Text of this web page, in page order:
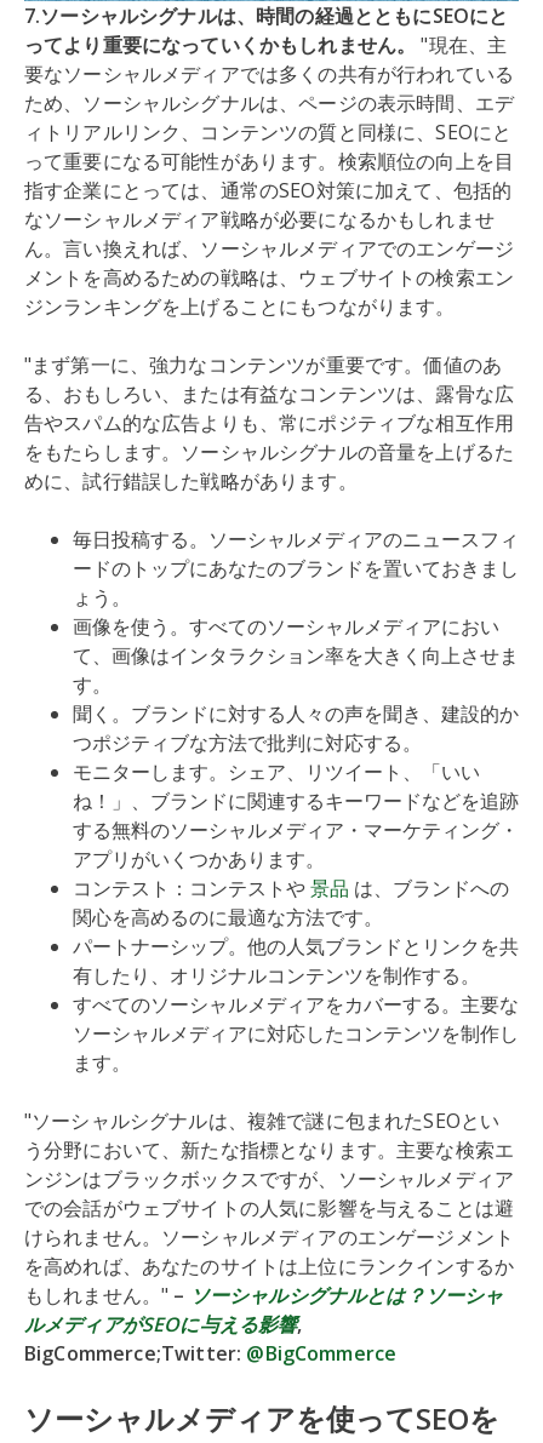
7.ソーシャルシグナルは、時間の経過とともにSEOにと
ってより重要になっていくかもしれません。
"現在、主
要なソーシャルメディアでは多くの共有が行われている
ため、ソーシャルシグナルは、ページの表示時間、エデ
ィトリアルリンク、コンテンツの質と同様に、SEOにと
って重要になる可能性があります。検索順位の向上を目
指す企業にとっては、通常のSEO対策に加えて、包括的
なソーシャルメディア戦略が必要になるかもしれませ
ん。言い換えれば、ソーシャルメディアでのエンゲージ
メントを高めるための戦略は、ウェブサイトの検索エン
ジンランキングを上げることにもつながります。
"まず第一に、強力なコンテンツが重要です。価値のあ
る、おもしろい、または有益なコンテンツは、露骨な広
告やスパム的な広告よりも、常にポジティブな相互作用
をもたらします。ソーシャルシグナルの音量を上げるた
めに、試行錯誤した戦略があります。
毎日投稿する。ソーシャルメディアのニュースフィ
ードのトップにあなたのブランドを置いておきまし
ょう。
画像を使う。すべてのソーシャルメディアにおい
て、画像はインタラクション率を大きく向上させま
す。
聞く。ブランドに対する人々の声を聞き、建設的か
つポジティブな方法で批判に対応する。
モニターします。シェア、リツイート、「いい
ね！」、ブランドに関連するキーワードなどを追跡
する無料のソーシャルメディア・マーケティング・
アプリがいくつかあります。
コンテスト：コンテストや景品 は、ブランドへの
関心を高めるのに最適な方法です。
パートナーシップ。他の人気ブランドとリンクを共
有したり、オリジナルコンテンツを制作する。
すべてのソーシャルメディアをカバーする。主要な
ソーシャルメディアに対応したコンテンツを制作し
ます。
"ソーシャルシグナルは、複雑で謎に包まれたSEOとい
う分野において、新たな指標となります。主要な検索エ
ンジンはブラックボックスですが、ソーシャルメディア
での会話がウェブサイトの人気に影響を与えることは避
けられません。ソーシャルメディアのエンゲージメント
を高めれば、あなたのサイトは上位にランクインするか
もしれません。" – ソーシャルシグナルとは？ソーシャ
ルメディアがSEOに与える影響,
BigCommerce;Twitter: @BigCommerce
ソーシャルメディアを使ってSEOを